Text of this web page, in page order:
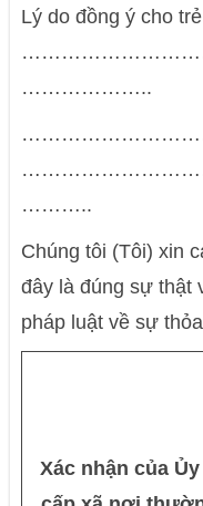
Lý do đồng ý cho
………………..
………..
Chúng tôi (Tôi) xin
đây là đúng sự thật
pháp luật về sự
Xác nhận của